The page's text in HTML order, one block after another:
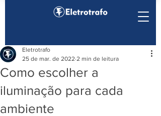
Como escolher a
iluminação para cada
ambiente
Eletrotrafo
25 de mar. de 2022 2 min de leitura